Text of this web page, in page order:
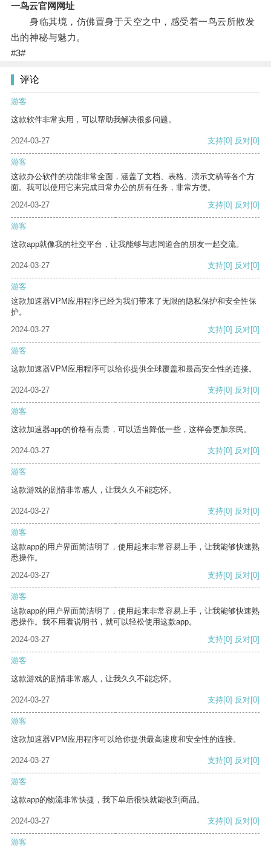
一鸟云官网网址
身临其境，仿佛置身于天空之中，感受着一鸟云所散发
出的神秘与魅力。
#3#
评论
游客
这款软件非常实用，可以帮助我解决很多问题。
2024-03-27 支持[0] 反对[0]
游客
这款办公软件的功能非常全面，涵盖了文档、表格、演示文稿等各个方
面。我可以使用它来完成日常办公的所有任务，非常方便。
2024-03-27
支持[0] 反对[0]
游客
这款app就像我的社交平台，让我能够与志同道合的朋友一起交流。
2024-03-27 支持[0] 反对[0]
游客
这款加速器VPM应用程序已经为我们带来了无限的隐私保护和安全性保
护。
2024-03-27
支持[0] 反对[0]
游客
这款加速器VPM应用程序可以给你提供全球覆盖和最高安全性的连接。
2024-03-27 支持[0] 反对[0]
游客
这款加速器app的价格有点贵，可以适当降低一些，这样会更加亲民。
2024-03-27 支持[0] 反对[0]
游客
这款游戏的剧情非常感人，让我久久不能忘怀。
2024-03-27 支持[0] 反对[0]
游客
这款app的用户界面简洁明了，使用起来非常容易上手，让我能够快速熟
悉操作。
2024-03-27
支持[0] 反对[0]
游客
这款app的用户界面简洁明了，使用起来非常容易上手，让我能够快速熟
悉操作。我不用看说明书，就可以轻松使用这款app。
2024-03-27
支持[0] 反对[0]
游客
这款游戏的剧情非常感人，让我久久不能忘怀。
2024-03-27 支持[0] 反对[0]
游客
这款加速器VPM应用程序可以给你提供最高速度和安全性的连接。
2024-03-27 支持[0] 反对[0]
游客
这款app的物流非常快捷，我下单后很快就能收到商品。
2024-03-27 支持[0] 反对[0]
游客